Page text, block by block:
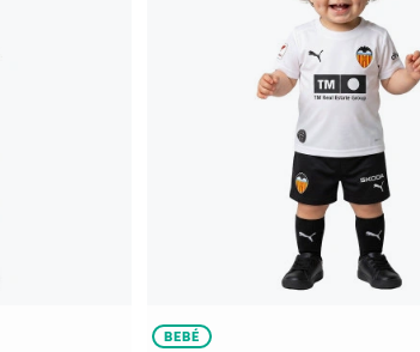
BEBÉ